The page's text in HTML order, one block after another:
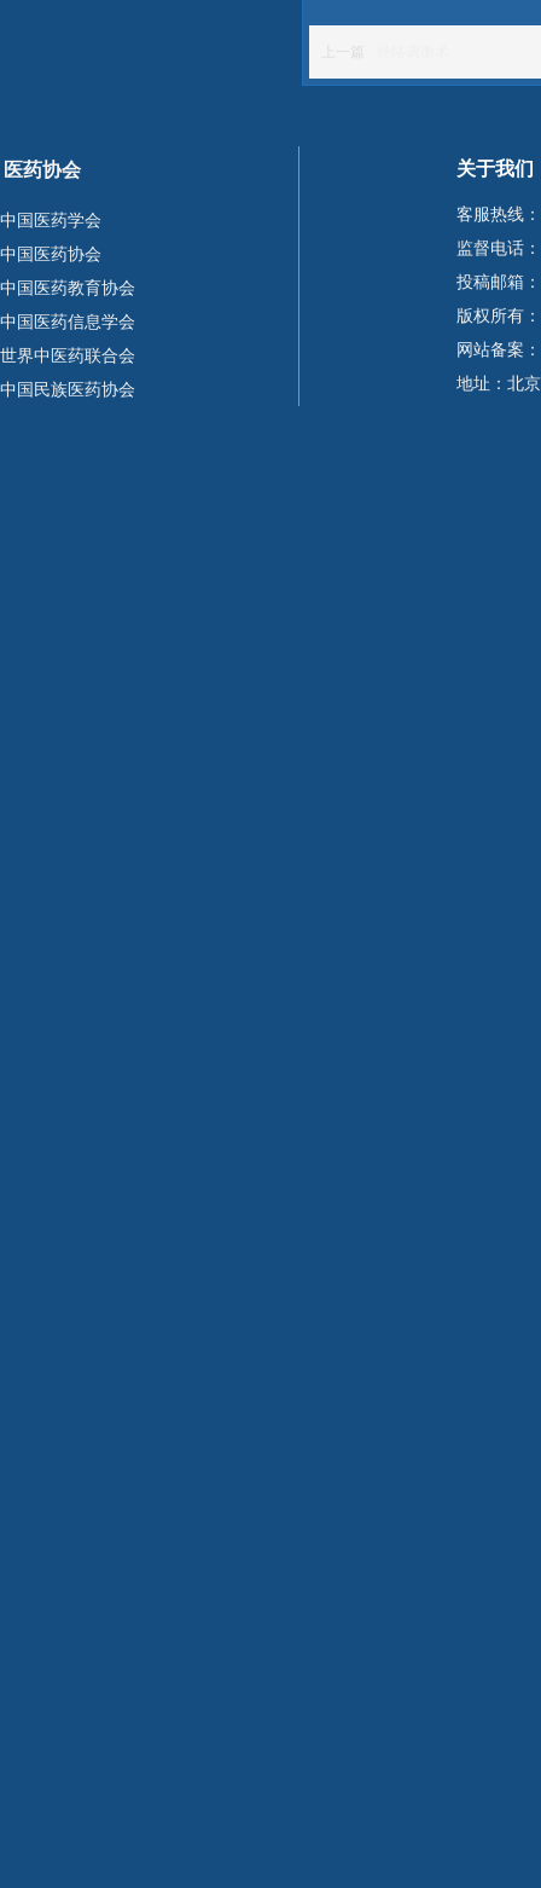
上一篇
关于我们
客服热线：
监督电话
投稿邮箱：
版权所有
网站备案：
地址：北
中国医药学会
中国医药协会
中国医药教育协会
中国医药信息学会
世界中医药联合会
中国民族医药协会
医药协会